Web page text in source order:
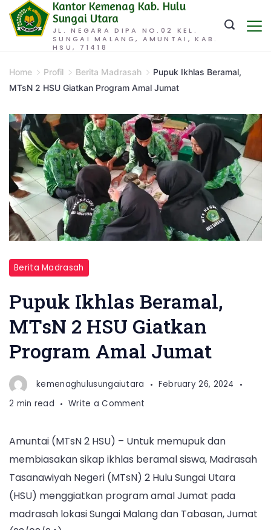
Skip
JL. NEGARA DIPA NO.02 KEL.
SUNGAI MALANG, AMUNTAI, KAB.
HSU, 71418
Kantor Kemenag Kab. Hulu
Sungai Utara
Home Profil Berita Madrasah
Pupuk Ikhlas Beramal,
MTsN 2 HSU Giatkan Program Amal Jumat
Berita Madrasah
Pupuk Ikhlas Beramal,
MTsN 2 HSU Giatkan
Program Amal Jumat
kemenaghulusungaiutara
February 26, 2024
2 min read
Write a Comment
Beramal,
MTsN
2
Program
Amuntai (MTsN 2 HSU) – Untuk memupuk dan
membiasakan sikap ikhlas beramal siswa, Madrasah
Tasanawiyah Negeri (MTsN) 2 Hulu Sungai Utara
(HSU) menggiatkan program amal Jumat pada
madrasah lokasi Sungai Malang dan Tabasan, Jumat